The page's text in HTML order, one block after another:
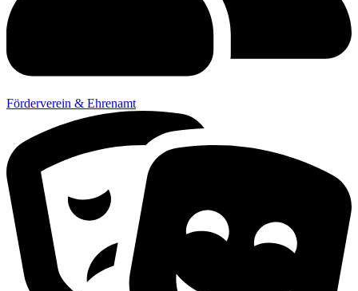
Förderverein & Ehrenamt